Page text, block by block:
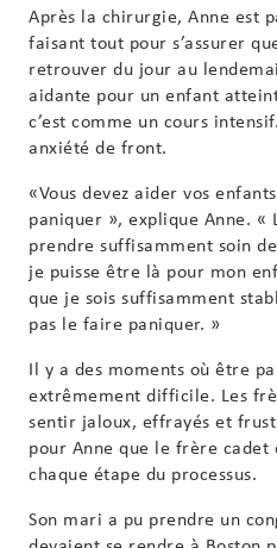
Après la chirurgie, Anne est
faisant tout pour s’assurer
retrouver du jour au
aidante pour un enfant
c’est comme un cours
anxiété de front.
«Vous devez aider vos
paniquer », explique Anne. «
prendre suffisamment soin
je puisse être là pour mon
que je sois suffisamment
pas le faire paniquer. »
Il y a des moments où être
extrêmement difficile. Les
sentir jaloux, effrayés et
pour Anne que le frère cadet
chaque étape du processus.
Son mari a pu prendre un